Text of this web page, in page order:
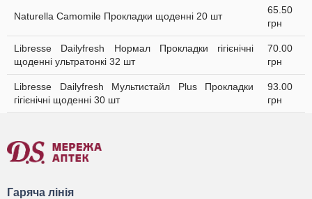
Naturella Camomile Прокладки щоденні 20 шт
65.50
грн
Libresse Dailyfresh Нормал Прокладки гігієнічні
щоденні ультратонкі 32 шт
70.00
грн
Libresse Dailyfresh Мультистайл Plus Прокладки
гігієнічні щоденні 30 шт
93.00
грн
Гаряча лінія